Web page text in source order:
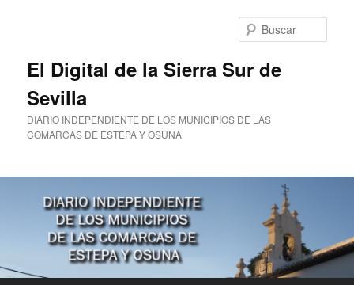
El Digital de la Sierra Sur de
Sevilla
DIARIO INDEPENDIENTE DE LOS MUNICIPIOS DE LAS
COMARCAS DE ESTEPA Y OSUNA